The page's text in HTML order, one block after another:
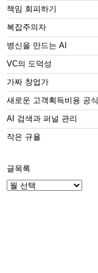
책임 회피하기
복잡주의자
병신을 만드는 AI
VC의 도덕성
가짜 창업가
새로운 고객획득비용 공식
AI 검색과 퍼널 관리
작은 규율
글목록
글